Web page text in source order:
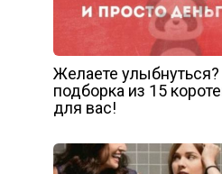
Желаете улыбнуться?
подборка из 15
для вас!